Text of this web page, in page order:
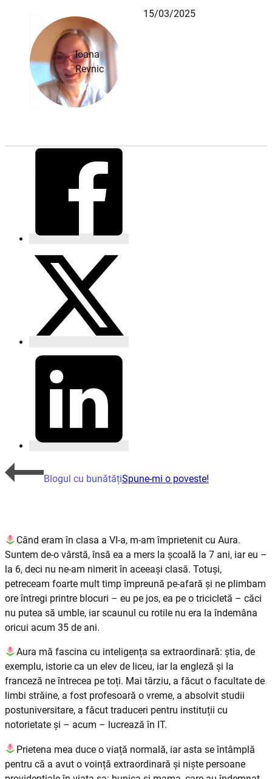
Ioana
Revnic
15/03/2025
Blogul cu bunătățiSpune-mi o poveste!
Când eram în clasa a VI-a, m-am împrietenit cu Aura.
Suntem de-o vârstă, însă ea a mers la școală la 7 ani, iar eu –
la 6, deci nu ne-am nimerit în aceeași clasă. Totuși,
petreceam foarte mult timp împreună pe-afară și ne plimbam
ore întregi printre blocuri – eu pe jos, ea pe o tricicletă – căci
nu putea să umble, iar scaunul cu rotile nu era la îndemâna
oricui acum 35 de ani.
Aura mă fascina cu inteligența sa extraordinară: știa, de
exemplu, istorie ca un elev de liceu, iar la engleză și la
franceză ne întrecea pe toți. Mai târziu, a făcut o facultate de
limbi străine, a fost profesoară o vreme, a absolvit studii
postuniversitare, a făcut traduceri pentru instituții cu
notorietate și – acum – lucrează în IT.
Prietena mea duce o viață normală, iar asta se întâmplă
pentru că a avut o voință extraordinară și niște persoane